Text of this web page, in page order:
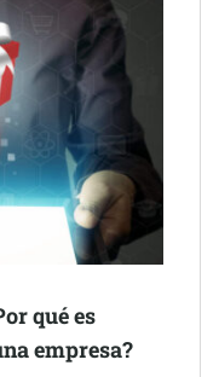
semestre de 2026
espacios de la
qué es
empresa?